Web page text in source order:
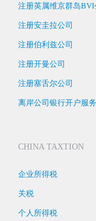
注册英属维京群岛BVI
注册安圭拉公司
注册伯利兹公司
注册开曼公司
注册塞舌尔公司
离岸公司银行开户服务
CHINA TAXTION
企业所得税
关税
个人所得税